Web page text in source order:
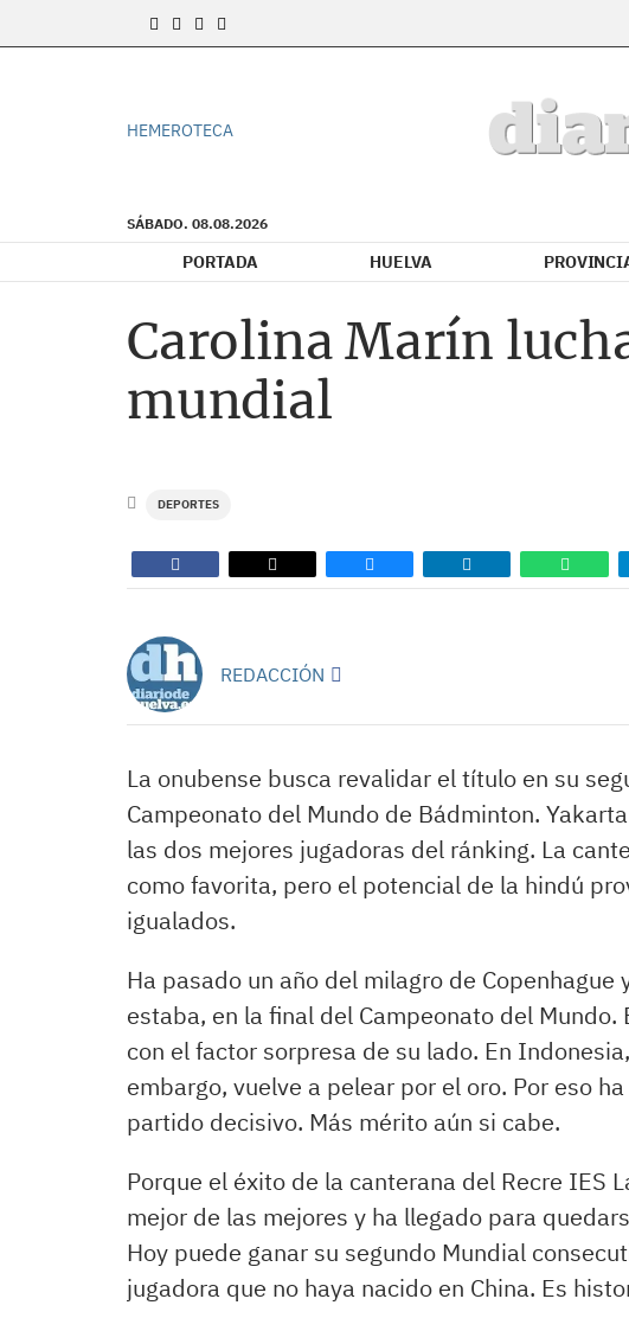
HEMEROTECA
SÁBADO. 08.08.2026
PORTADA HUELVA
Carolina Marín
mundial
DEPORTES
REDACCIÓN
La onubense busca revalidar el título en su
Campeonato del Mundo de Bádminton.
las dos mejores jugadoras del ránking. La
como favorita, pero el potencial de la hindú
igualados.
Ha pasado un año del milagro de Copenhague
estaba, en la final del Campeonato del
con el factor sorpresa de su lado. En
embargo, vuelve a pelear por el oro. Por eso
partido decisivo. Más mérito aún si cabe.
Porque el éxito de la canterana del Recre IES
mejor de las mejores y ha llegado para
Hoy puede ganar su segundo Mundial
jugadora que no haya nacido en China. Es